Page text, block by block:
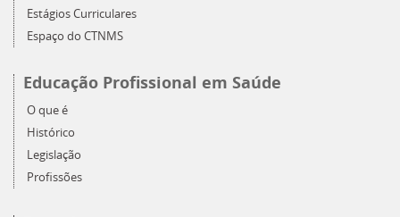
Estágios Curriculares
Espaço do CTNMS
Educação Profissional em Saúde
O que é
Histórico
Legislação
Profissões